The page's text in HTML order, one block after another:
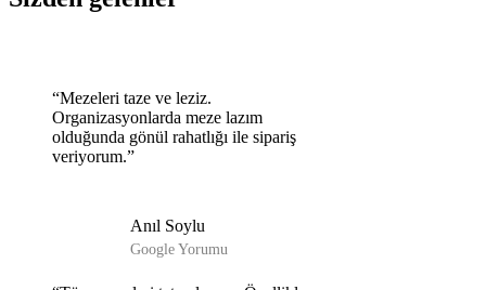
“Mezeleri taze ve leziz.
Organizasyonlarda meze lazım
olduğunda gönül rahatlığı ile sipariş
veriyorum.”
Anıl Soylu
Google Yorumu